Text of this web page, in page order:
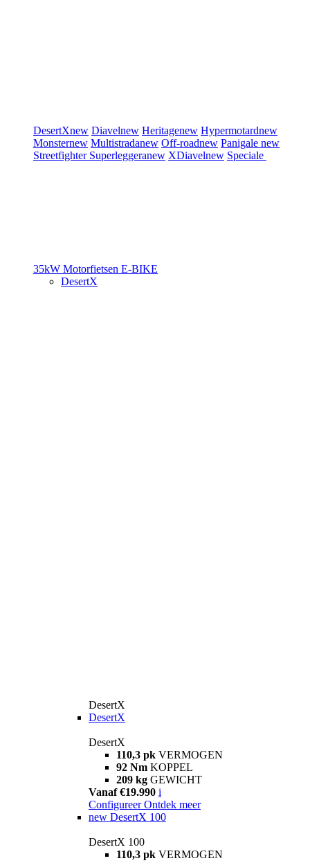
DesertXnew Diavelnew Heritagenew Hypermotardnew
Monsternew Multistradanew Off-roadnew Panigale new
Streetfighter Superleggeranew XDiavelnew Speciale
35kW Motorfietsen E-BIKE
DesertX
DesertX
DesertX
DesertX
110,3 pk VERMOGEN
92 Nm KOPPEL
209 kg GEWICHT
Vanaf €19.990 i
Configureer Ontdek meer
new DesertX 100
DesertX 100
110,3 pk VERMOGEN